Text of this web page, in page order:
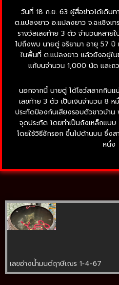
วันที่ 18 ก.ย. 63 ผู้สื่อข่าวได้เดิน
ต.แปลงยาว อ.แปลงยาว จ.ฉะเชิงเ
รางวัลเลขท้าย 3 ตัว จำนวนหลาย
ไปถึงพบ นายตู่ จริยามา อายุ 57 ปี
ในพื้นที่ ต.แปลงยาว แล้วยังอยู่ใน
แก้บนจำนวน 1,000 นัด และถ
นอกจากนี้ นายตู่ ได้โชว์สลากกิน
เลขท้าย 3 ตัว เป็นเงินจำนวน 8
ประทัดป้องกันเสียงรอบตัวชาวบ้า
จุดประทัด โดยทำเป็นถังเหล็กแบ
โดยใช้วิธีชักรอก ขึ้นไปด้านบน ซึ่งส
หนึ่ง
เลขอ่างน้ำมนต์ฤาษีเณร 1-4-67